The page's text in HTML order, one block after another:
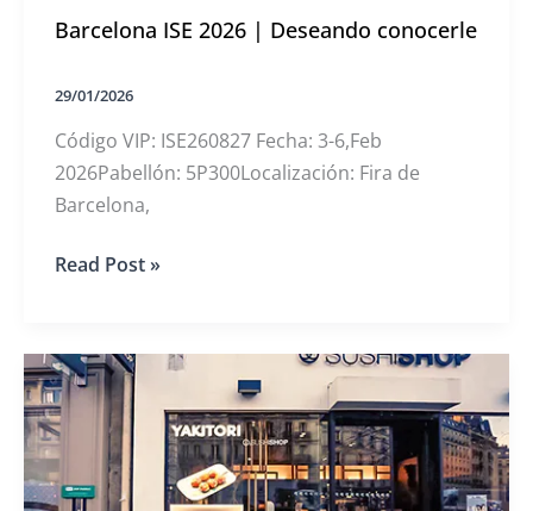
Barcelona ISE 2026 | Deseando conocerle
29/01/2026
Código VIP: ISE260827 Fecha: 3-6,Feb
2026Pabellón: 5P300Localización: Fira de
Barcelona,
Barcelona
Deseando
conocerle
Read Post »